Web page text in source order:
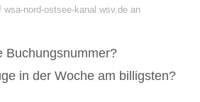
nord-ostsee-kanal.wsv.de an
Buchungsnummer?
in der Woche am billigsten?